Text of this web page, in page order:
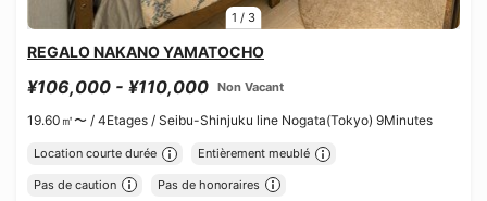
1 / 3
REGALO NAKANO YAMATOCHO
¥106,000 - ¥110,000 Non Vacant
19.60㎡〜 / 4Etages / Seibu-Shinjuku line Nogata(Tokyo) 9Minutes
Location courte durée Entièrement meublé
Pas de caution Pas de honoraires